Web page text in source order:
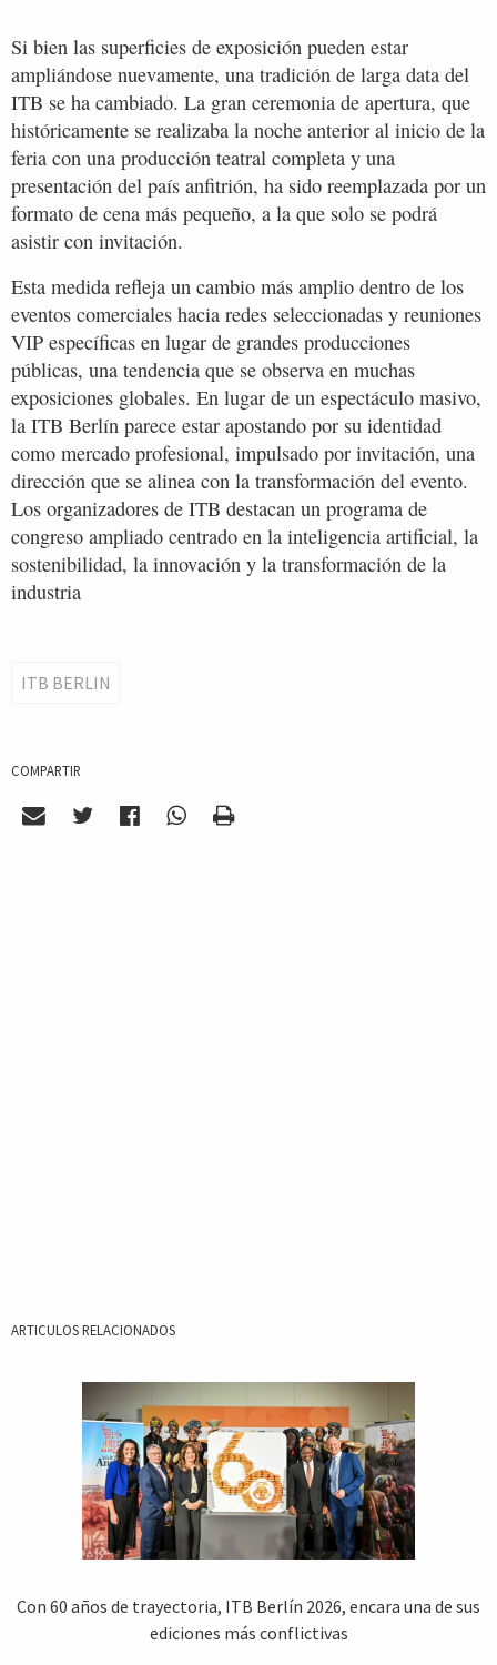
Si bien las superficies de exposición pueden estar
ampliándose nuevamente, una tradición de larga data del
ITB se ha cambiado. La gran ceremonia de apertura, que
históricamente se realizaba la noche anterior al inicio de la
feria con una producción teatral completa y una
presentación del país anfitrión, ha sido reemplazada por un
formato de cena más pequeño, a la que solo se podrá
asistir con invitación.
Esta medida refleja un cambio más amplio dentro de los
eventos comerciales hacia redes seleccionadas y reuniones
VIP específicas en lugar de grandes producciones
públicas, una tendencia que se observa en muchas
exposiciones globales. En lugar de un espectáculo masivo,
la ITB Berlín parece estar apostando por su identidad
como mercado profesional, impulsado por invitación, una
dirección que se alinea con la transformación del evento.
Los organizadores de ITB destacan un programa de
congreso ampliado centrado en la inteligencia artificial, la
sostenibilidad, la innovación y la transformación de la
industria
ITB BERLIN
COMPARTIR
ARTICULOS RELACIONADOS
Con 60 años de trayectoria, ITB Berlín 2026, encara una de sus
ediciones más conflictivas